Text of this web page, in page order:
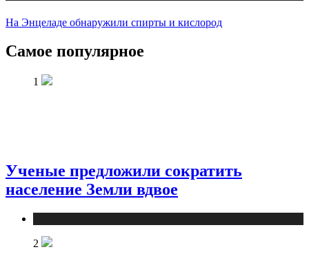
На Энцеладе обнаружили спирты и кислород
Самое популярное
1
Ученые предложили сократить
население Земли вдвое
2